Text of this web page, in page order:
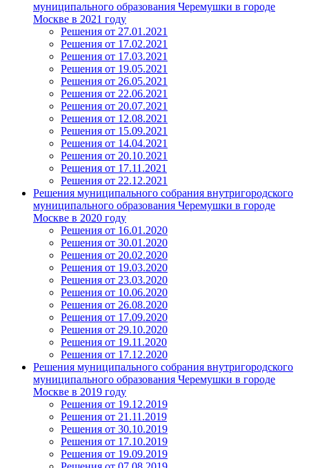
муниципального образования Черемушки в городе
Москве в 2021 году
Решения от 27.01.2021
Решения от 17.02.2021
Решения от 17.03.2021
Решения от 19.05.2021
Решения от 26.05.2021
Решения от 22.06.2021
Решения от 20.07.2021
Решения от 12.08.2021
Решения от 15.09.2021
Решения от 14.04.2021
Решения от 20.10.2021
Решения от 17.11.2021
Решения от 22.12.2021
Решения муниципального собрания внутригородского
муниципального образования Черемушки в городе
Москве в 2020 году
Решения от 16.01.2020
Решения от 30.01.2020
Решения от 20.02.2020
Решения от 19.03.2020
Решения от 23.03.2020
Решения от 10.06.2020
Решения от 26.08.2020
Решения от 17.09.2020
Решения от 29.10.2020
Решения от 19.11.2020
Решения от 17.12.2020
Решения муниципального собрания внутригородского
муниципального образования Черемушки в городе
Москве в 2019 году
Решения от 19.12.2019
Решения от 21.11.2019
Решения от 30.10.2019
Решения от 17.10.2019
Решения от 19.09.2019